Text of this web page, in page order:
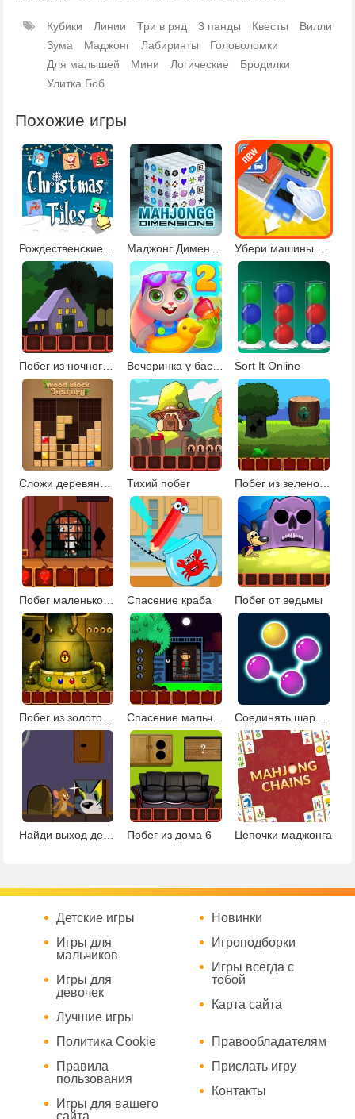
Кубики Линии Три в ряд 3 панды Квесты
Вилли
Зума
Маджонг Лабиринты
Головоломки
Для малышей
Мини Логические
Бродилки
Улитка Боб
Похожие игры
Рождественские плитки 2
Побег из ночного парка Вечеринка у бассейна 2 Sort It Online
Тихий побег Побег из зеленой усадьбы
Побег маленькой девочки Спасение краба Побег от ведьмы
Побег из золотого рудника Спасение мальчика Соединять шарики 2
Найди выход детская Побег из дома 6 Цепочки маджонга
Детские игры
Игры для
мальчиков
Игры для
девочек
Лучшие игры
Новинки
Игроподборки
Игры всегда с
тобой
Карта сайта
Политика Cookie
Правила
пользования
Игры для вашего
Правообладателям
Прислать игру
Контакты